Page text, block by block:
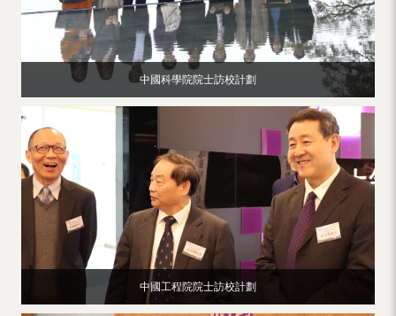
中國科學院院士訪校計劃
中國工程院院士訪校計劃